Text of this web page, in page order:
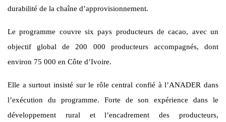
durabilité de la chaîne d’approvisionnement.
Le programme couvre six pays producteurs de cacao, avec un
objectif global de 200 000 producteurs accompagnés, dont
environ 75 000 en Côte d’Ivoire.
Elle a surtout insisté sur le rôle central confié à l’ANADER dans
l’exécution du programme. Forte de son expérience dans le
développement rural et l’encadrement des producteurs,